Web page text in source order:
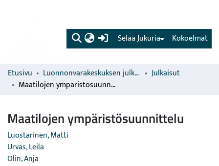
(current) Kokoelmat
Selaa Jukuria
Etusivu Luonnonvarakeskuksen julkaisut
Julkaisut
Maatilojen ympäristösuunnittelu
Maatilojen ympäristösuunnittelu
Luostarinen, Matti
Urvas, Leila
Olin, Anja